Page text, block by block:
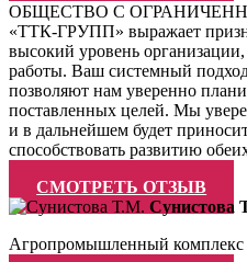
ОБЩЕСТВО С
«ТТК-ГРУПП» выражает
высокий уровень организации,
работы. Ваш системный
позволяют нам уверенно
поставленных целей. Мы
и в дальнейшем будет
способствовать развитию
СМОТРЕТЬ ОТЗЫВ
Сунистова
Агропромышленный комплекс